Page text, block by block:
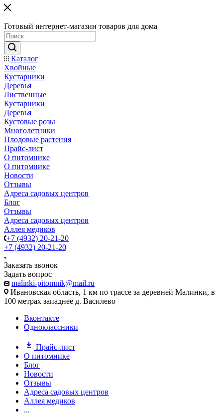
Готовый интернет-магазин товаров для дома
Каталог
Хвойные
Кустарники
Деревья
Лиственные
Кустарники
Деревья
Кустовые розы
Многолетники
Плодовые растения
Прайс-лист
О питомнике
О питомнике
Новости
Отзывы
Адреса садовых центров
Блог
Отзывы
Адреса садовых центров
Аллея медиков
+7 (4932) 20-21-20
+7 (4932) 20-21-20
Заказать звонок
Задать вопрос
malinki-pitomnik@mail.ru
Ивановская область, 1 км по трассе за деревней Малинки, в
100 метрах западнее д. Василево
Вконтакте
Одноклассники
Прайс-лист
О питомнике
Блог
Новости
Отзывы
Адреса садовых центров
Аллея медиков
...